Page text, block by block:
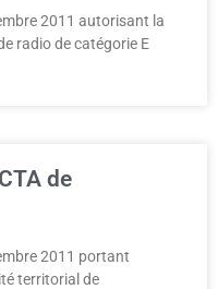
2011 autorisant la
radio de catégorie E
de
2011 portant
territorial de